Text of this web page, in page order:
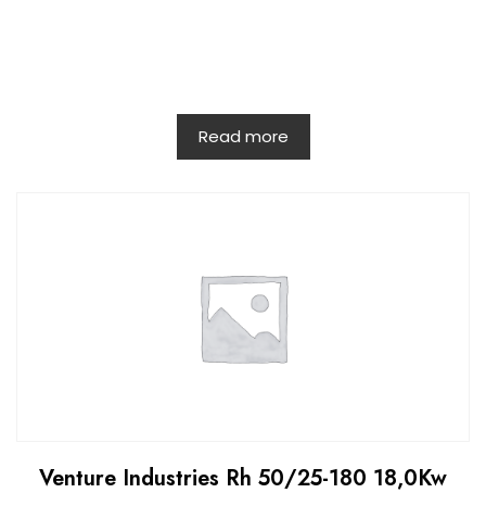
Read more
Venture Industries Rh 50/25-180 18,0Kw